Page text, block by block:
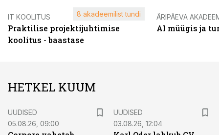
IT KOOLITUS
Praktilise projektijuhtimise
koolitus - baastase
8 akadeemilist tundi ÄRIPÄEVA
AI müügis ja
HETKEL KUUM
UUDISED
05.08.26, 09:00
UUDISED
03.08.26, 12:04